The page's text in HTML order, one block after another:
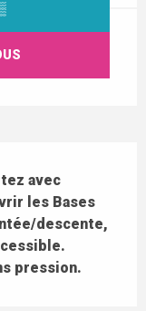
avec
les Bases
descente,
pression.